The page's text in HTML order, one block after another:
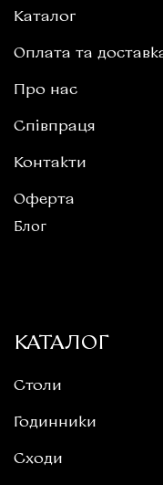
Каталог
Оплата та
Про нас
Співпраця
Контакти
Оферта
Блог
КАТАЛОГ
Столи
Годинники
Сходи